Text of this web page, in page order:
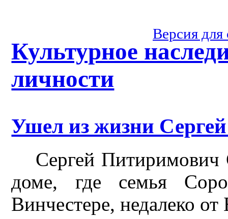
Версия
Культурное
личности
Ушел из жизни
Сергей
доме, где семья
Винчестере, недалеко